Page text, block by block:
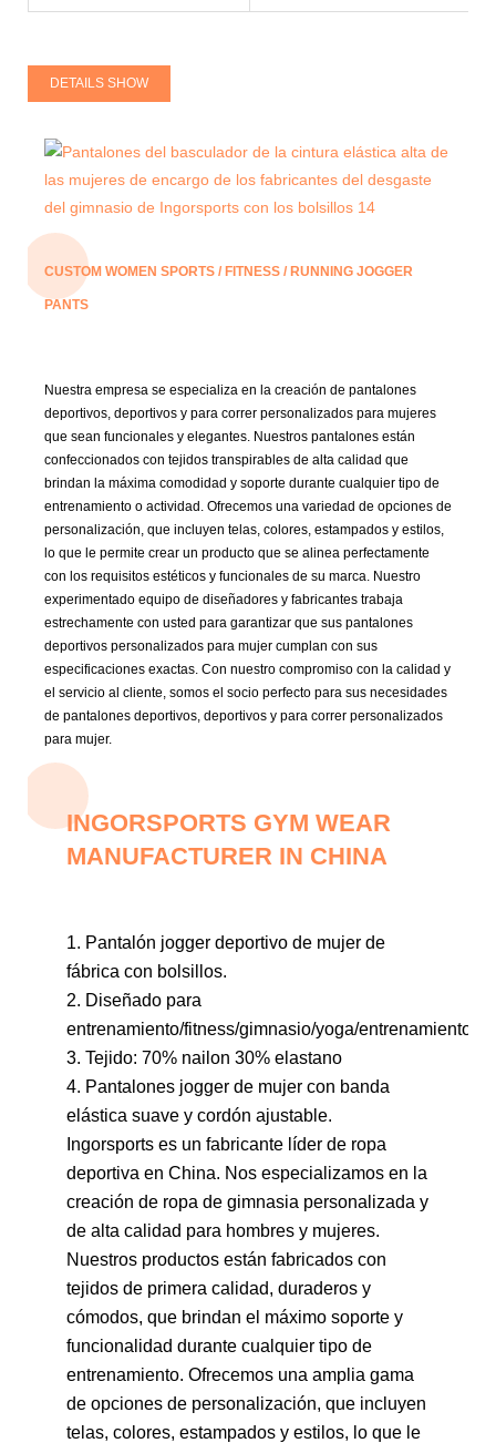
DETAILS SHOW
CUSTOM WOMEN SPORTS / FITNESS / RUNNING JOGGER
PANTS
Nuestra empresa se especializa en la creación de pantalones
deportivos, deportivos y para correr personalizados para mujeres
que sean funcionales y elegantes. Nuestros pantalones están
confeccionados con tejidos transpirables de alta calidad que
brindan la máxima comodidad y soporte durante cualquier tipo de
entrenamiento o actividad. Ofrecemos una variedad de opciones de
personalización, que incluyen telas, colores, estampados y estilos,
lo que le permite crear un producto que se alinea perfectamente
con los requisitos estéticos y funcionales de su marca. Nuestro
experimentado equipo de diseñadores y fabricantes trabaja
estrechamente con usted para garantizar que sus pantalones
deportivos personalizados para mujer cumplan con sus
especificaciones exactas. Con nuestro compromiso con la calidad y
el servicio al cliente, somos el socio perfecto para sus necesidades
de pantalones deportivos, deportivos y para correr personalizados
para mujer.
INGORSPORTS GYM WEAR
MANUFACTURER IN CHINA
1. Pantalón jogger deportivo de mujer de
fábrica con bolsillos.
2. Diseñado para
entrenamiento/fitness/gimnasio/yoga/entrenamiento
3. Tejido: 70% nailon 30% elastano
4. Pantalones jogger de mujer con banda
elástica suave y cordón ajustable.
Ingorsports es un fabricante líder de ropa
deportiva en China. Nos especializamos en la
creación de ropa de gimnasia personalizada y
de alta calidad para hombres y mujeres.
Nuestros productos están fabricados con
tejidos de primera calidad, duraderos y
cómodos, que brindan el máximo soporte y
funcionalidad durante cualquier tipo de
entrenamiento. Ofrecemos una amplia gama
de opciones de personalización, que incluyen
telas, colores, estampados y estilos, lo que le